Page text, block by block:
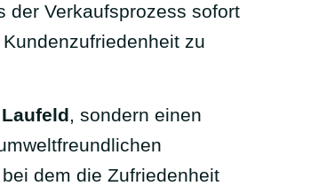
der Verkaufsprozess sofort
zu
, sondern einen
dem die Zufriedenheit